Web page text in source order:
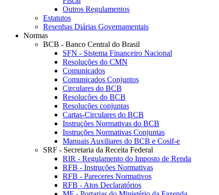
Outros Regulamentos
Estatutos
Resenhas Diárias Governamentais
Normas
BCB - Banco Central do Brasil
SFN - Sistema Financeiro Nacional
Resoluções do CMN
Comunicados
Comunicados Conjuntos
Circulares do BCB
Resoluções do BCB
Resoluções conjuntas
Cartas-Circulares do BCB
Instruções Normativas do BCB
Instruções Normativas Conjuntas
Manuais Auxiliares do BCB e Cosif-e
SRF - Secretaria da Receita Federal
RIR - Regulamento do Imposto de Renda
RFB - Instruções Normativas
RFB - Pareceres Normativos
RFB - Atos Declaratórios